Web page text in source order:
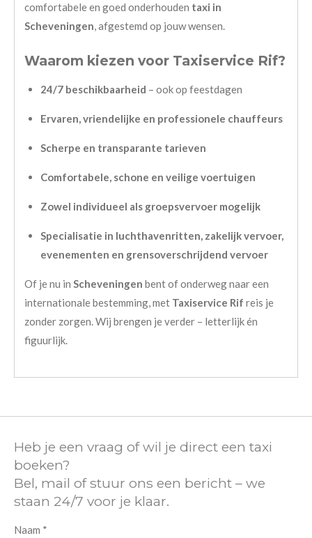
comfortabele en goed onderhouden taxi in
Scheveningen, afgestemd op jouw wensen.
Waarom kiezen voor Taxiservice Rif?
24/7 beschikbaarheid – ook op feestdagen
Ervaren, vriendelijke en professionele chauffeurs
Scherpe en transparante tarieven
Comfortabele, schone en veilige voertuigen
Zowel individueel als groepsvervoer mogelijk
Specialisatie in luchthavenritten, zakelijk vervoer,
evenementen en grensoverschrijdend vervoer
Of je nu in Scheveningen bent of onderweg naar een
internationale bestemming, met Taxiservice Rif reis je
zonder zorgen. Wij brengen je verder – letterlijk én
figuurlijk.
Heb je een vraag of wil je direct een taxi
boeken?
Bel, mail of stuur ons een bericht – we
staan 24/7 voor je klaar.
Naam *